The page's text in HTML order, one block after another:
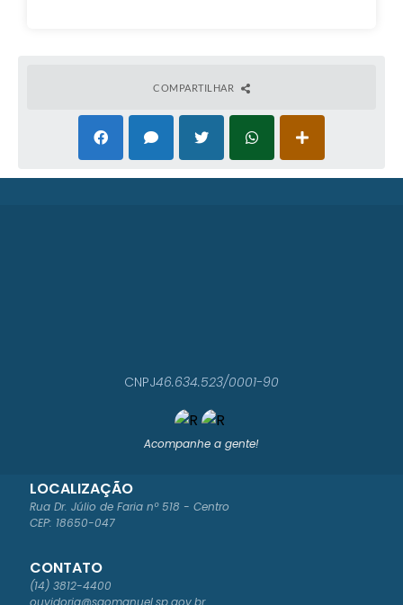
COMPARTILHAR
Acompanhe a gente!
LOCALIZAÇÃO
Rua Dr. Júlio de Faria nº 518 - Centro
CEP: 18650-047
CONTATO
(14) 3812-4400
CNPJ46.634.523/0001-90